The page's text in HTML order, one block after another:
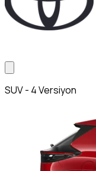
SUV - 4 Versiyon